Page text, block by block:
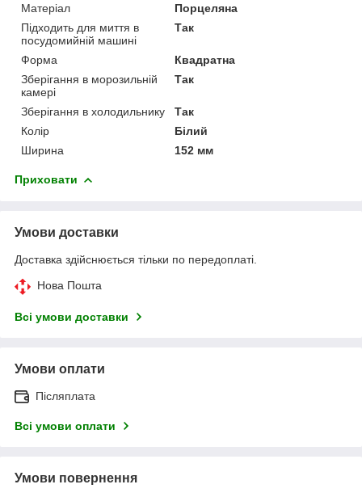
Матеріал
Порцеляна
Підходить для миття в
посудомийній машині
Так
Форма
Квадратна
Зберігання в морозильній
камері
Так
Зберігання в холодильнику
Так
Колір
Білий
Ширина
152 мм
Приховати
Умови доставки
Доставка здійснюється тільки по передоплаті.
Нова Пошта
Всі умови доставки
Умови оплати
Післяплата
Всі умови оплати
Умови повернення